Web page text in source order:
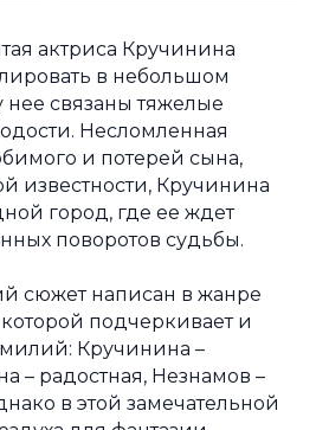
актриса Кручинина
в небольшом
нее связаны тяжелые
Несломленная
и потерей сына,
известности, Кручинина
город, где ее ждет
поворотов судьбы.
сюжет написан в жанре
подчеркивает и
Кручинина –
– радостная, Незнамов –
в этой замечательной